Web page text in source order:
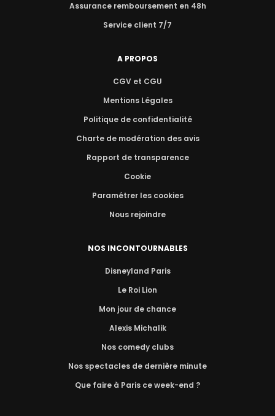
Assurance remboursement en 48h
Service client 7/7
A PROPOS
CGV et CGU
Mentions Légales
Politique de confidentialité
Charte de modération des avis
Rapport de transparence
Cookie
Paramétrer les cookies
Nous rejoindre
NOS INCONTOURNABLES
Disneyland Paris
Le Roi Lion
Mon jour de chance
Alexis Michalik
Nos comedy clubs
Nos spectacles de dernière minute
Que faire à Paris ce week-end ?